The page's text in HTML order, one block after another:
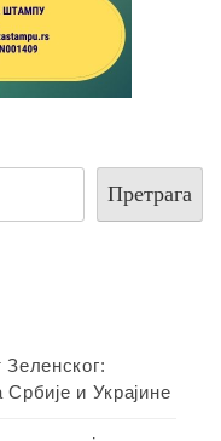
Претрага
и Украјине